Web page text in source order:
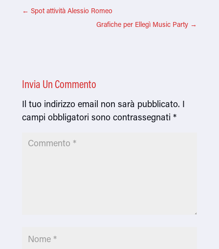
← Spot attività Alessio Romeo
Grafiche per Ellegì Music Party →
Invia Un Commento
Il tuo indirizzo email non sarà pubblicato. I
campi obbligatori sono contrassegnati *